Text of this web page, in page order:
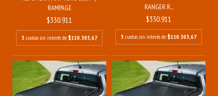
RAMPAGE
$330.911
3 cuotas sin interés de $110.303,67
RANGER R...
$330.911
3 cuotas sin interés de $110.303,67